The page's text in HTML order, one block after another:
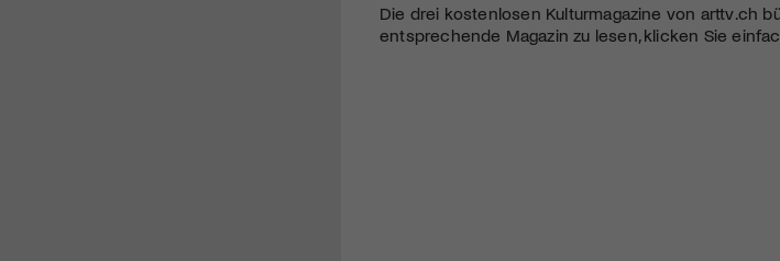
Die drei kostenlosen Kulturmagazine von arttv.ch
entsprechende Magazin zu lesen, klicken Sie